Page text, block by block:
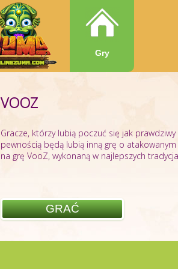
Gry
VOOZ
Gracze, którzy lubią poczuć się jak
pewnością będą lubią inną grę o
na grę VooZ, wykonaną w najlepszych
GRAĆ
FRUIT TWIRLS
Oferujemy ci pójście do wszechświata,
i dojrzałych, które są ulubionymi zabawkami
niezapomniane wrażenie ciepła i delikatnego
GRAĆ